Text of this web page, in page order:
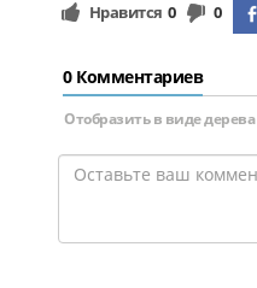
Нравится 0 0
0 Комментариев
Отобразить в виде дерева